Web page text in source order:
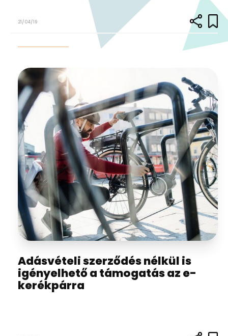
21/04/19
Adásvételi szerződés nélkül is
igényelhető a támogatás az e-
kerékpárra